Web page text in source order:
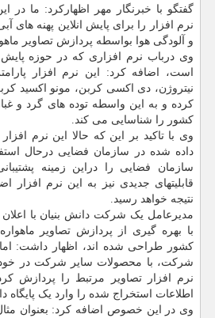
گفتگو با خبرنگار مهر اظهارکرد: ما
نرم افزار را برای پایش انلاین پهنه های
و آلودگی هوا بواسطه پردازش تصاویر
وی درباب نرم افزاری که در حوزه پایش
است، اضافه کرد: این نرم افزار
نیتروژن، دی اکسی کربن، مونو اکسید
کرده و به این واسطه توده های گرد و
کشور را شناسایی می کند.
وی با تاکید بر این که حالا این نرم
داده شده در سازمان فضایی درحال
سازمان فضایی را دراین زمینه
قابلیتهای جدیدی نیز به این نرم افزار
نتیجه خواهد رسید.
مدیرعامل یک شرکت دانش بنیان با اعلان
با بهره گیری از پردازش تصاویر
کشور طراحی شده اند، اظهار داشت:
شرکت، با محصولات سایر شرکت در
نرم افزار تصاویر مرتبط را پردازش
اطلاعات استخراج شده را وارد یک پایگاه
وی در این خصوص اضافه کرد: بعنوان